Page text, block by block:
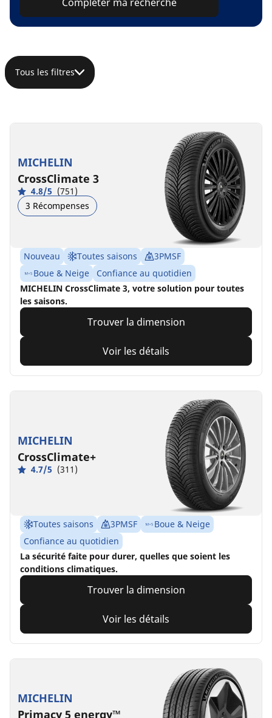
Tous les filtres
MICHELIN
CrossClimate 3
4.8/5 (751)
3 Récompenses
Nouveau Toutes saisons
3PMSF
Boue & Neige
Confiance au quotidien
MICHELIN CrossClimate 3, votre solution pour toutes
les saisons.
Trouver la dimension
Voir les détails
MICHELIN
CrossClimate+
4.7/5 (311)
Toutes saisons 3PMSF
Boue & Neige
Confiance au quotidien
La sécurité faite pour durer, quelles que soient les
conditions climatiques.
Trouver la dimension
Voir les détails
MICHELIN
Primacy 5 energy™